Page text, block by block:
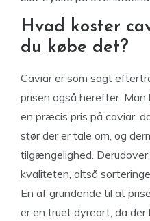
Hvad koster
du købe det?
Caviar er som sagt
prisen også herefter. Man
en præcis pris på caviar,
stør der er tale om, og
tilgængelighed.
kvaliteten, altså
En af grundende til at
er en truet dyreart, da